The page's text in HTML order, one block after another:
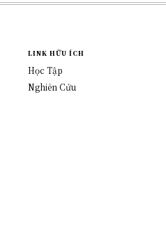
LINK HỮU ÍCH
Học Tập
Nghiên Cứu